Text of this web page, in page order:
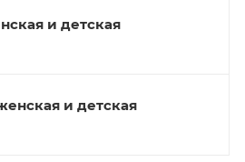
и детская
и детская